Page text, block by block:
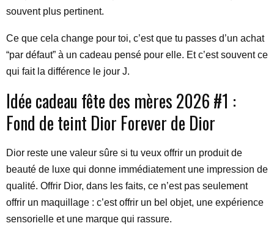
souvent plus pertinent.
Ce que cela change pour toi, c’est que tu passes d’un achat
“par défaut” à un cadeau pensé pour elle. Et c’est souvent ce
qui fait la différence le jour J.
Idée cadeau fête des mères 2026 #1 :
Fond de teint Dior Forever de Dior
Dior reste une valeur sûre si tu veux offrir un produit de
beauté de luxe qui donne immédiatement une impression de
qualité. Offrir Dior, dans les faits, ce n’est pas seulement
offrir un maquillage : c’est offrir un bel objet, une expérience
sensorielle et une marque qui rassure.